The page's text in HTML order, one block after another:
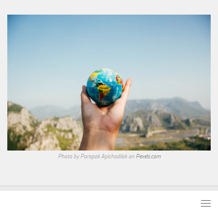
Photo by Porapak Apichodilok on Pexels.com